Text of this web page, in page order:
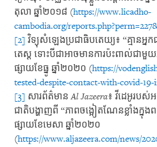
តុលា ឆ្នាំ២០១៨ (https://www.licadho-
cambodia.org/
[2] វិទ្យុសំឡេងប្រជាធិបតេយ្យ៖ “គ្មានអ្នក
តេស្ត ទោះបីជាអាចមានការប៉ះពាល់ជាមួយ
ផ្សាយខែធ្នូ ឆ្នាំ២០២០ (https://
tested-despite-contact-with-covid-
[3] សារព័ត៌មានAl Jazeera៖ វីដេអូរបស់
ជាតិបង្ហាញពី “ភាពចង្អៀតណែនខ្លាំងក្នុងព
ផ្សាយខែមេសា ឆ្នាំ២០២០
(https://www.aljazeera.com/news/